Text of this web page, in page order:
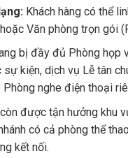
Khách hàng có thể
Văn phòng trọn gói
bị đầy đủ Phòng họp
kiện, dịch vụ Lễ tân
nghe điện thoại
được tận hưởng khu
có cả phòng thể
kết nối.